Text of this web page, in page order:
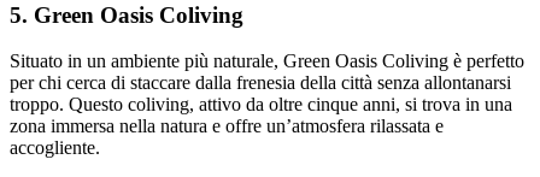
5. Green Oasis Coliving
Situato in un ambiente più naturale, Green Oasis Coliving è perfetto
per chi cerca di staccare dalla frenesia della città senza allontanarsi
troppo. Questo coliving, attivo da oltre cinque anni, si trova in una
zona immersa nella natura e offre un’atmosfera rilassata e
accogliente.